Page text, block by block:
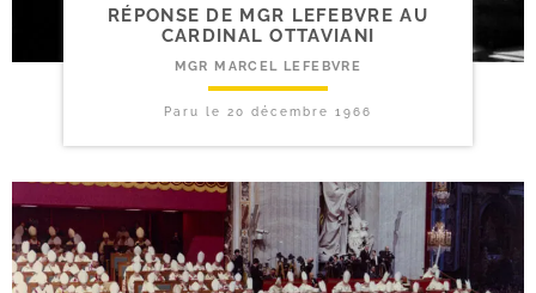
RÉPONSE DE MGR LEFEBVRE AU
CARDINAL OTTAVIANI
MGR MARCEL LEFEBVRE
Paru le 20 décembre 1966